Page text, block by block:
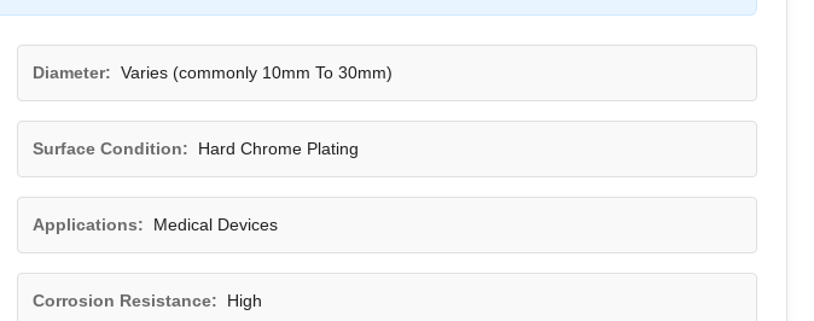
Diameter: Varies (commonly 10mm To 30mm)
Surface Condition: Hard Chrome Plating
Applications: Medical Devices
Corrosion Resistance: High